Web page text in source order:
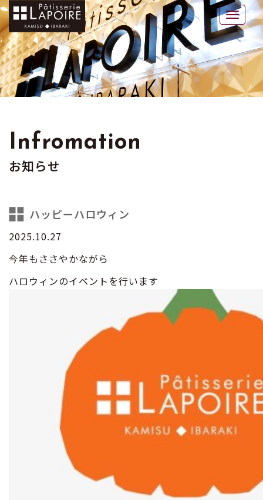
Toggle
ラポワール
Infromation
お知らせ
ハッピーハロウィン
2025.10.27
今年もささやかながら
ハロウィンのイベントを行います